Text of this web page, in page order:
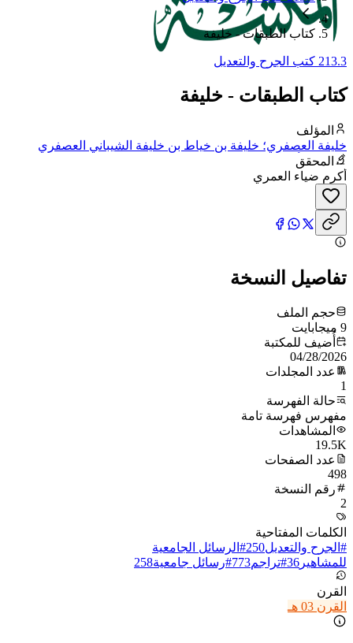
كتاب الطبقات - خليفة
213.3 كتب الجرح والتعديل
كتاب الطبقات - خليفة
المؤلف
خليفة العصفري؛ خليفة بن خياط بن خليفة الشيباني العصفري
البصري، أبو عمرو، ويعرف بشباب
المحقق
أكرم ضياء العمري
تفاصيل النسخة
حجم الملف
9 ميجابايت
أُضيف للمكتبة
04/28/2026
عدد المجلدات
1
حالة الفهرسة
مفهرس فهرسة تامة
المشاهدات
19.5K
عدد الصفحات
498
رقم النسخة
2
الكلمات المفتاحية
# الجرح والتعديل250
# الرسائل الجامعية
للمشاهير 36
#تراجم773
#رسائل جامعية258
القرن
القرن 03 هـ